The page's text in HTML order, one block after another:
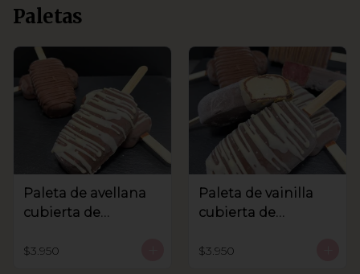
Paletas
Paleta de avellana
cubierta de
$3.950
Paleta de vainilla
cubierta de
$3.950